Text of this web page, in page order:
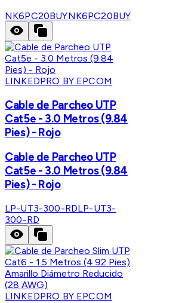
NK6PC20BUYNK6PC20BUY
LINKEDPRO BY EPCOM
Cable de Parcheo UTP
Cat5e - 3.0 Metros (9.84
Pies) - Rojo
Cable de Parcheo UTP
Cat5e - 3.0 Metros (9.84
Pies) - Rojo
LP-UT3-300-RDLP-UT3-
300-RD
LINKEDPRO BY EPCOM